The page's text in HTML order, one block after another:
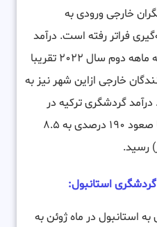
خارجی ورودی به
فراتر رفته است. درآمد
ترکیه از محل گردشگری در سه ماهه دوم سال ۲۰۲۲ تقریبا
خارجی ازاین شهر نیز به
شد. درآمد گردشگری ترکیه در
فاصله ماه‌های آوریل و ژوئن با صعود ۱۹۰ درصدی به ۸.۵
گردشگری استانبول:
استانبول در ماه ژوئن به